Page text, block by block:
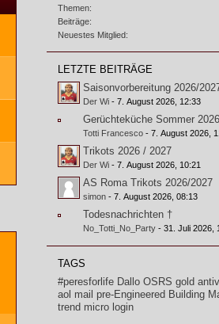
Themen
Beiträge
Neuestes Mitglied
LETZTE BEITRÄGE
Saisonvorbereitung 2026/
Der Wi - 7. August 2026, 12:33
Gerüchteküche Sommer 2026
Totti Francesco - 7. August 2026,
Trikots 2026 / 2027
Der Wi - 7. August 2026, 10:21
AS Roma Trikots 2026/2027
simon - 7. August 2026, 08:13
Todesnachrichten †
No_Totti_No_Party - 31. Juli 2026,
TAGS
#peresforlife Dallo OSRS gold
aol mail pre-Engineered Building
trend micro login